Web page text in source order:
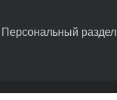
Персональный раздел